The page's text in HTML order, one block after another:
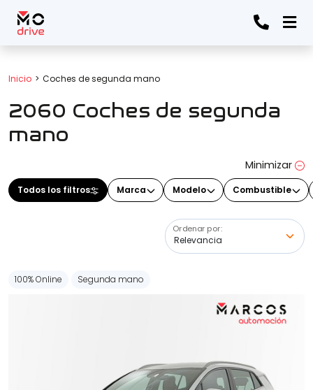
Inicio Coches de segunda mano
2060 Coches de segunda
mano
Minimizar
Todos los filtros Marca Modelo Combustible
Ordenar por:
Todos los filtros
Marca
Modelo
(Elige uno o varios modelos)
100% Online Segunda mano